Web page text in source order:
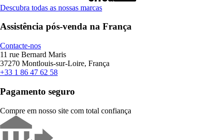
Descubra todas as nossas marcas
Assistência pós-venda na França
Contacte-nos
11 rue Bernard Maris
37270 Montlouis-sur-Loire, França
+33 1 86 47 62 58
Pagamento seguro
Compre em nosso site com total confiança